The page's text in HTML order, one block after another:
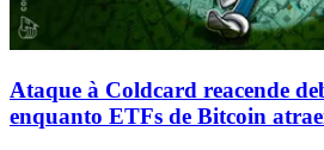
Ataque à Coldcard reacende
enquanto ETFs de Bitcoin